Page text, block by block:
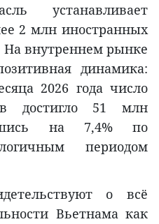
устанавливает
2 млн иностранных
На внутреннем рынке
динамика:
2026 года число
достигло 51 млн
на 7,4% по
периодом
о всё
Вьетнама как